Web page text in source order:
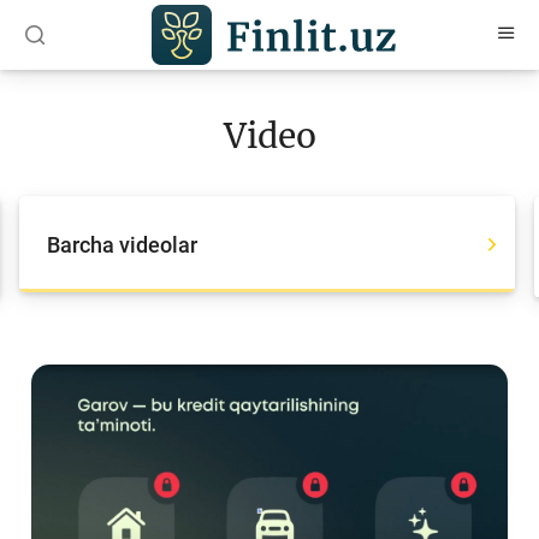
Lug‘at
Loyihalar
Interaktiv xizmatlar
Fotogalereya
Video
Barcha videolar